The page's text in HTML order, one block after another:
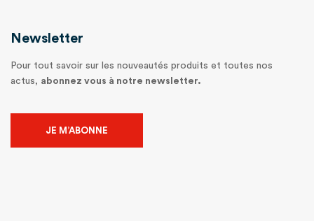
Newsletter
Pour tout savoir sur les nouveautés produits et toutes nos
actus, abonnez vous à notre newsletter.
JE M’ABONNE